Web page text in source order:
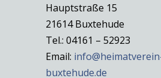
Hauptstraße 15
21614 Buxtehude
Tel.: 04161 – 52923
Email:
buxtehude.de